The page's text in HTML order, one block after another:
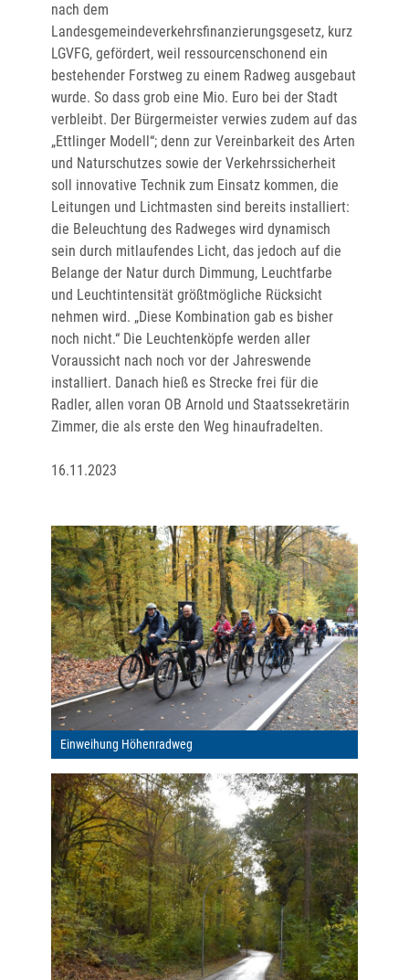
nach dem
Landesgemeindeverkehrsfinanzierungsgesetz, kurz
LGVFG, gefördert, weil ressourcenschonend ein
bestehender Forstweg zu einem Radweg ausgebaut
wurde. So dass grob eine Mio. Euro bei der Stadt
verbleibt. Der Bürgermeister verwies zudem auf das
„Ettlinger Modell“; denn zur Vereinbarkeit des Arten
und Naturschutzes sowie der Verkehrssicherheit
soll innovative Technik zum Einsatz kommen, die
Leitungen und Lichtmasten sind bereits installiert:
die Beleuchtung des Radweges wird dynamisch
sein durch mitlaufendes Licht, das jedoch auf die
Belange der Natur durch Dimmung, Leuchtfarbe
und Leuchtintensität größtmögliche Rücksicht
nehmen wird. „Diese Kombination gab es bisher
noch nicht.“ Die Leuchtenköpfe werden aller
Voraussicht nach noch vor der Jahreswende
installiert. Danach hieß es Strecke frei für die
Radler, allen voran OB Arnold und Staatssekretärin
Zimmer, die als erste den Weg hinaufradelten.
16.11.2023
Einweihung Höhenradweg